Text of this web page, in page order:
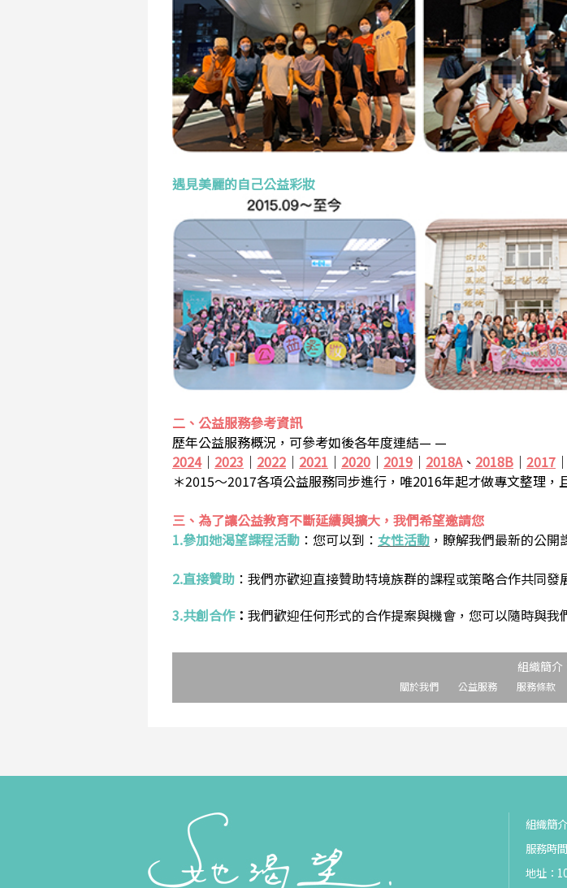
遇見美麗的自己公益彩妝
二、公益服務參考資訊
歷年公益服務概況，可參考如後各年度連結— —
2024｜ 2023 ｜ 2022 ｜ 2021 ｜ 2020 ｜ 2019 ｜ 2018A、 2018B ｜ 2017 ｜
＊2015～2017各項公益服務同步進行，唯2016年起才做專文整理，
三、為了讓公益教育不斷延續與擴大，我們希望邀請您
1.參加她渴望課程活動 ： 您可以到： 女性活動 ，瞭解我們最新的公
2.直接贊助 ： 我們亦歡迎直接贊助特境族群的課程或策略合作共同發
3.共創合作： 我們歡迎任何形式的合作提案與機會，您可以隨時與
組織簡介
關於我們 公益服務 服務條款
組織簡介
服務時
地址：